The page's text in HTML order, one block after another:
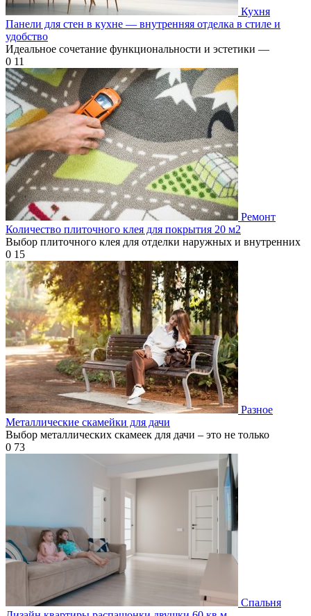
Кухня
Панели для стен в кухне — внутренняя отделка в стиле и
удобство
Идеальное сочетание функциональности и эстетики —
0 11
Ремонт
Количество плиточного клея для покрытия 20 м2
Выбор плиточного клея для отделки наружных и внутренних
0 15
Разное
Металлические скамейки для дачи
Выбор металлических скамеек для дачи – это не только
0 73
Спальня